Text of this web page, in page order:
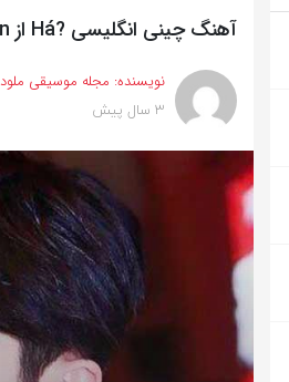
آهنگ چینی انگلیسی ?Há از Zhou Zhennan به همراه متن و ترجمه مجزا
نویسنده: مجله موسیقی ملود
3 سال پیش